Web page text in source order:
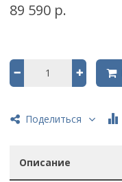
89 590 р.
Поделиться
Описание